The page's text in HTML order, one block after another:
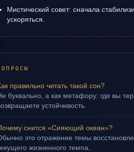
Мистический совет: сначала
ускоряться.
правильно читать такой сон?
буквально, а как метафору: где вы
устойчивость.
снится «Сияющий океан»?
это отражение темы
жизненного темпа.